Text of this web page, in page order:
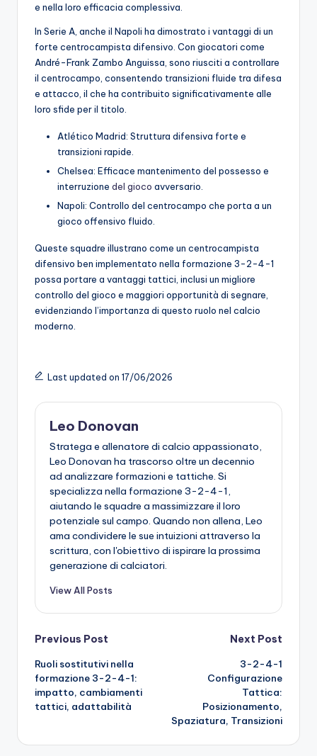
e nella loro efficacia complessiva.
In Serie A, anche il Napoli ha dimostrato i vantaggi di un
forte centrocampista difensivo. Con giocatori come
André-Frank Zambo Anguissa, sono riusciti a controllare
il centrocampo, consentendo transizioni fluide tra difesa
e attacco, il che ha contribuito significativamente alle
loro sfide per il titolo.
Atlético Madrid: Struttura difensiva forte e
transizioni rapide.
Chelsea: Efficace mantenimento del possesso e
interruzione del gioco avversario.
Napoli: Controllo del centrocampo che porta a un
gioco offensivo fluido.
Queste squadre illustrano come un centrocampista
difensivo ben implementato nella formazione 3-2-4-1
possa portare a vantaggi tattici, inclusi un migliore
controllo del gioco e maggiori opportunità di segnare,
evidenziando l’importanza di questo ruolo nel calcio
moderno.
Last updated on 17/06/2026
Leo Donovan
Stratega e allenatore di calcio appassionato,
Leo Donovan ha trascorso oltre un decennio
ad analizzare formazioni e tattiche. Si
specializza nella formazione 3-2-4-1,
aiutando le squadre a massimizzare il loro
potenziale sul campo. Quando non allena, Leo
ama condividere le sue intuizioni attraverso la
scrittura, con l'obiettivo di ispirare la prossima
generazione di calciatori.
View All Posts
Post
navigation
Previous Post
Ruoli sostitutivi nella
formazione 3-2-4-1:
impatto, cambiamenti
tattici, adattabilità
Next Post
3-2-4-1
Configurazione
Tattica:
Posizionamento,
Spaziatura, Transizioni